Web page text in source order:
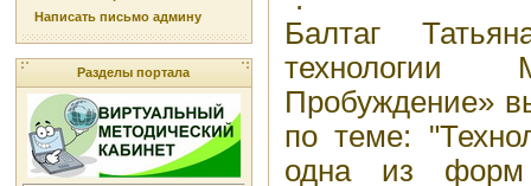
Написать письмо админу
Разделы портала
Балтаг
Пробуждение»
по теме:
одна из форм